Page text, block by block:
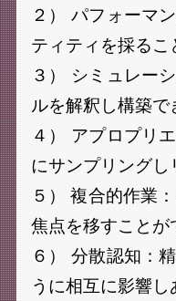
２） パフォーマ
ティティを採るこ
３） シミュレー
ルを解釈し構築で
４） アプロプリ
にサンプリング
５） 複合的作業
焦点を移すことが
６） 分散認知：
うに相互に影響